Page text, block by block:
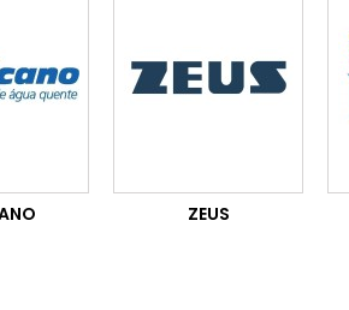
ZEUS